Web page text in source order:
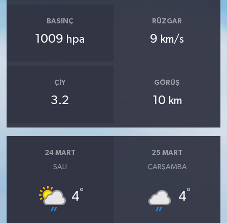
BASINÇ
1009 hpa
RÜZGAR
9 km/s
ÇIY
3.2
GÖRÜŞ
10 km
24 MART
SALI
4°
25 MART
ÇARŞAMBA
4°